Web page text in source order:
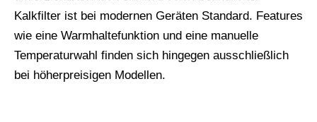
Kalkfilter ist bei modernen Geräten Standard. Features
wie eine Warmhaltefunktion und eine manuelle
Temperaturwahl finden sich hingegen ausschließlich
bei höherpreisigen Modellen.